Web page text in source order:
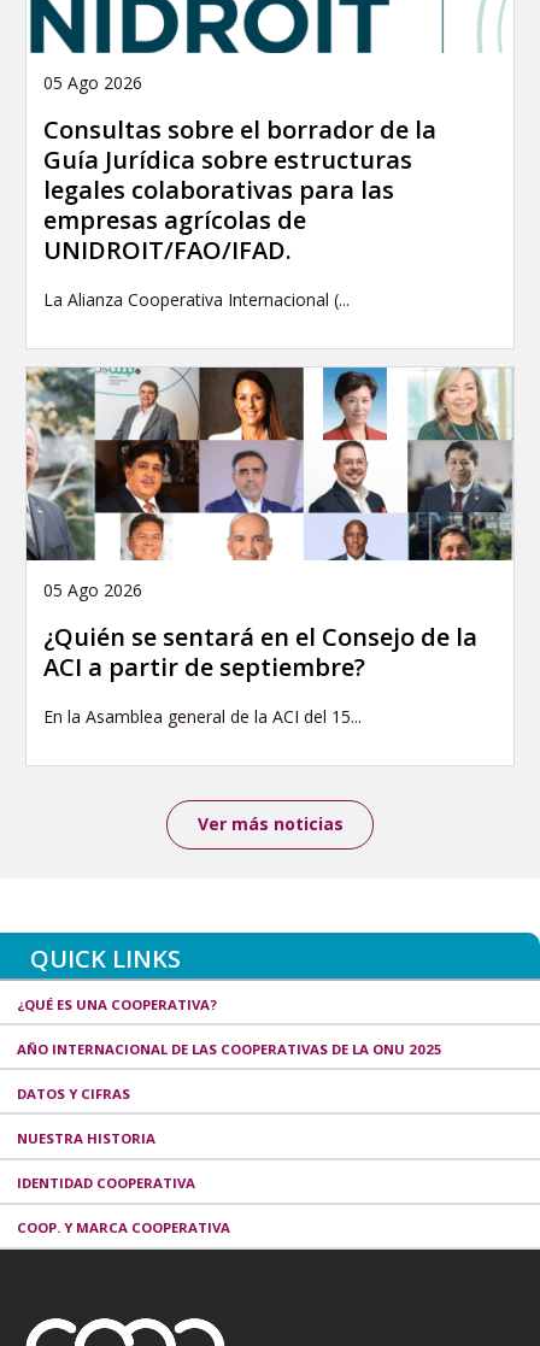
05 Ago 2026
Consultas sobre el borrador de la
Guía Jurídica sobre estructuras
legales colaborativas para las
empresas agrícolas de
UNIDROIT/FAO/IFAD.
La Alianza Cooperativa Internacional (...
05 Ago 2026
¿Quién se sentará en el Consejo de la
ACI a partir de septiembre?
En la Asamblea general de la ACI del 15...
Ver más noticias
QUICK LINKS
¿QUÉ ES UNA COOPERATIVA?
AÑO INTERNACIONAL DE LAS COOPERATIVAS DE LA ONU 2025
DATOS Y CIFRAS
NUESTRA HISTORIA
IDENTIDAD COOPERATIVA
COOP. Y MARCA COOPERATIVA